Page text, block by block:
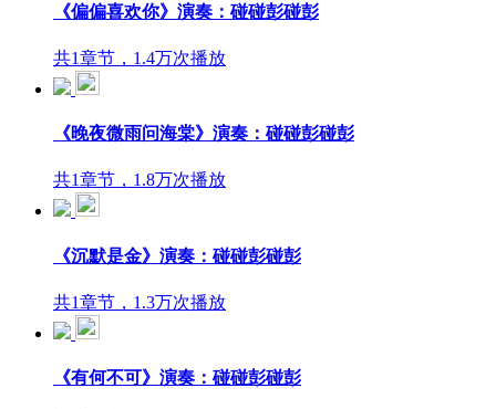
《偏偏喜欢你》演奏：碰碰彭碰彭
共1章节，1.4万次播放
《晚夜微雨问海棠》演奏：碰碰彭碰彭
共1章节，1.8万次播放
《沉默是金》演奏：碰碰彭碰彭
共1章节，1.3万次播放
《有何不可》演奏：碰碰彭碰彭